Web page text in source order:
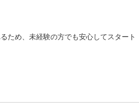
ため、未経験の方でも安心してスタート